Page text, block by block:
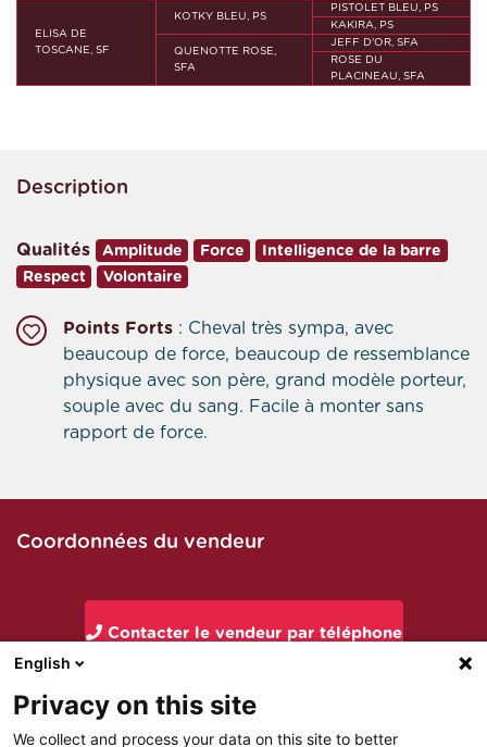
ELISA DE
TOSCANE, SF
KOTKY BLEU, PS
PISTOLET BLEU, PS
KAKIRA, PS
QUENOTTE ROSE,
SFA
JEFF D'OR, SFA
ROSE DU
PLACINEAU, SFA
Description
Qualités Amplitude Force
Intelligence de la barre
Respect
Volontaire
Points Forts : Cheval très sympa, avec
beaucoup de force, beaucoup de ressemblance
physique avec son père, grand modèle porteur,
souple avec du sang. Facile à monter sans
rapport de force.
Coordonnées du vendeur
Contacter le vendeur par téléphone
English
Privacy on this site
We collect and process your data on this site to better